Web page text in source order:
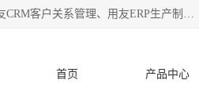
杭州协友软件有限公司主营：用友财务软件、用友进销存软件、用友OA办公自动化、用友CRM客户关系管理、用友ERP生产制造管理等;是一家用友管理软件咨询服务商。自创立至今，一直致力于为客户提供顾问式ERP管理解决方案务，为企业提供了财务管理、供应链和物流管理、生产制造管理、管理、知识与协同管理、客户关系管理等信息化建设领域的应用。
首页 产品中心